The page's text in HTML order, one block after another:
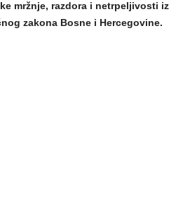
mržnje, razdora i netrpeljivosti iz
zakona Bosne i Hercegovine.